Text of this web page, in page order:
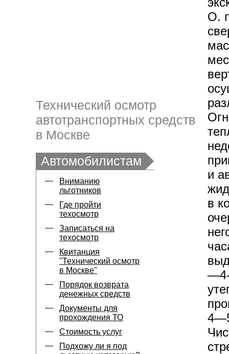
Технический осмотр
автотранспортных средств
в Москве
Автомобилистам
Вниманию
льготников
Где пройти
техосмотр
Записаться на
техосмотр
Квитанция
"Технический осмотр
в Москве"
Порядок возврата
денежных средств
Документы для
прохождения ТО
Стоимость услуг
Подхожу ли я под
О.
и
в
—4-